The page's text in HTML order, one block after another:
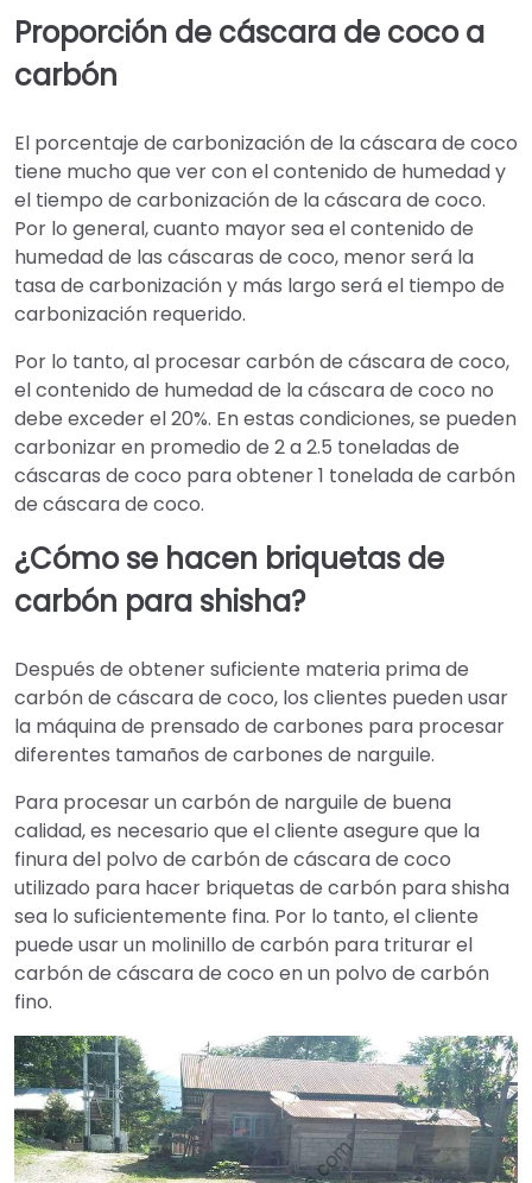
Proporción de cáscara de coco a
carbón
El porcentaje de carbonización de la cáscara de coco
tiene mucho que ver con el contenido de humedad y
el tiempo de carbonización de la cáscara de coco.
Por lo general, cuanto mayor sea el contenido de
humedad de las cáscaras de coco, menor será la
tasa de carbonización y más largo será el tiempo de
carbonización requerido.
Por lo tanto, al procesar carbón de cáscara de coco,
el contenido de humedad de la cáscara de coco no
debe exceder el 20%. En estas condiciones, se pueden
carbonizar en promedio de 2 a 2.5 toneladas de
cáscaras de coco para obtener 1 tonelada de carbón
de cáscara de coco.
¿Cómo se hacen briquetas de
carbón para shisha?
Después de obtener suficiente materia prima de
carbón de cáscara de coco, los clientes pueden usar
la máquina de prensado de carbones para procesar
diferentes tamaños de carbones de narguile.
Para procesar un carbón de narguile de buena
calidad, es necesario que el cliente asegure que la
finura del polvo de carbón de cáscara de coco
utilizado para hacer briquetas de carbón para shisha
sea lo suficientemente fina. Por lo tanto, el cliente
puede usar un molinillo de carbón para triturar el
carbón de cáscara de coco en un polvo de carbón
fino.